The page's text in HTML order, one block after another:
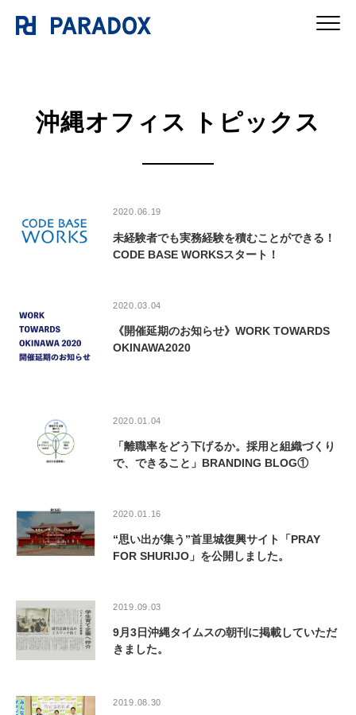
沖縄オフィス トピックス
2020.06.19
未経験者でも実務経験を積むことができる！
CODE BASE WORKSスタート！
2020.03.04
《開催延期のお知らせ》WORK TOWARDS
OKINAWA2020
2020.01.04
「離職率をどう下げるか。採用と組織づくり
で、できること」BRANDING BLOG①
2020.01.16
“思い出が集う”首里城復興サイト「PRAY
FOR SHURIJO」を公開しました。
2019.09.03
9月3日沖縄タイムスの朝刊に掲載していただ
きました。
2019.08.30